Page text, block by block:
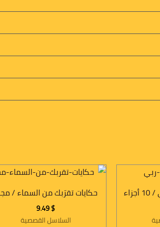
حكايات تقرّبك من السماء /
$
السلاسل القصصية